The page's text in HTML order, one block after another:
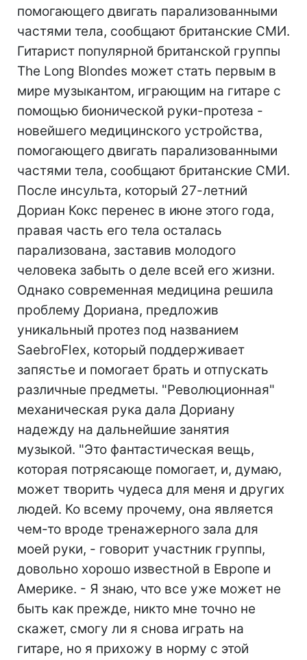
помогающего двигать парализованными
частями тела, сообщают британские СМИ.
Гитарист популярной британской группы
The Long Blondes может стать первым в
мире музыкантом, играющим на гитаре с
помощью бионической руки-протеза -
новейшего медицинского устройства,
помогающего двигать парализованными
частями тела, сообщают британские СМИ.
После инсульта, который 27-летний
Дориан Кокс перенес в июне этого года,
правая часть его тела осталась
парализована, заставив молодого
человека забыть о деле всей его жизни.
Однако современная медицина решила
проблему Дориана, предложив
уникальный протез под названием
SaebroFlex, который поддерживает
запястье и помогает брать и отпускать
различные предметы. "Революционная"
механическая рука дала Дориану
надежду на дальнейшие занятия
музыкой. "Это фантастическая вещь,
которая потрясающе помогает, и, думаю,
может творить чудеса для меня и других
людей. Ко всему прочему, она является
чем-то вроде тренажерного зала для
моей руки, - говорит участник группы,
довольно хорошо известной в Европе и
Америке. - Я знаю, что все уже может не
быть как прежде, никто мне точно не
скажет, смогу ли я снова играть на
гитаре, но я прихожу в норму с этой